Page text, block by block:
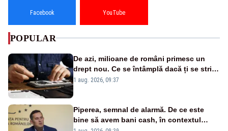
Facebook YouTube
POPULAR
De azi, milioane de români primesc un
drept nou. Ce se întâmplă dacă ți se strică
un produs
1 aug. 2026, 09:37
Piperea, semnal de alarmă. De ce este
bine să avem bani cash, în contextul